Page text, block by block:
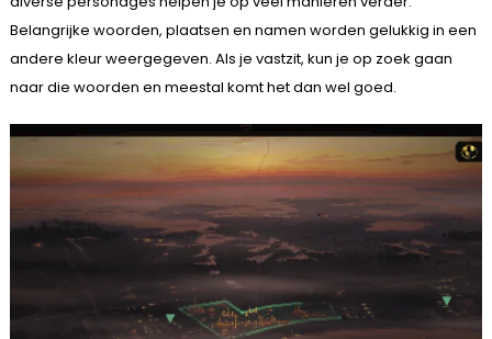
Belangrijke woorden, plaatsen en namen worden gelukkig in een
andere kleur weergegeven. Als je vastzit, kun je op zoek gaan
naar die woorden en meestal komt het dan wel goed.